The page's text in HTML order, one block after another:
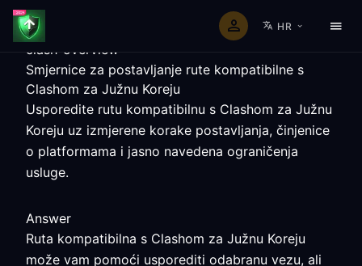
HR
clash-overview
Smjernice za postavljanje rute kompatibilne s
Clashom za Južnu Koreju
Usporedite rutu kompatibilnu s Clashom za Južnu
Koreju uz izmjerene korake postavljanja, činjenice
o platformama i jasno navedena ograničenja
usluge.
Answer
Ruta kompatibilna s Clashom za Južnu Koreju
može vam pomoći usporediti odabranu vezu, ali